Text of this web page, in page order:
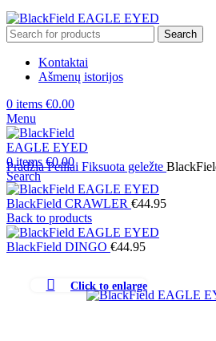
Search
Kontaktai
Ašmenų istorijos
0 items €0.00
Menu
0items €0.00
Search
PradžiaPeiliai Fiksuota geležte
BlackField CRAWLER €44.95
Back to products
BlackField DINGO €44.95
Click to enlarge